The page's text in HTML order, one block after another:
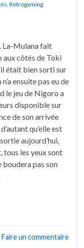
, Retrogaming
La-Mulana fait
aux côtés de Toki
était bien sorti sur
ensuite pas eu de
le jeu de Nigoro a
disponible sur
de son arrivée
qu’elle est
aujourd’hui,
tous les yeux sont
pas son
Faire un commentaire